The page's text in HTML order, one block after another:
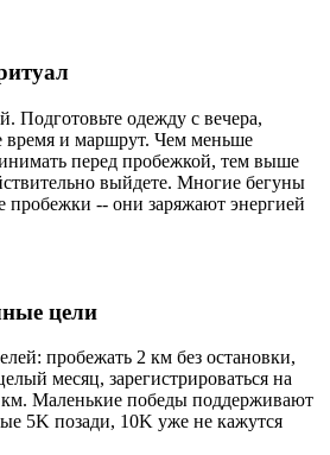
Подготовьте одежду с вечера,
время и маршрут. Чем меньше
перед пробежкой, тем выше
выйдете. Многие бегуны
пробежки -- они заряжают энергией
цели
пробежать 2 км без остановки,
месяц, зарегистрироваться на
км. Маленькие победы поддерживают
5K позади, 10K уже не кажутся